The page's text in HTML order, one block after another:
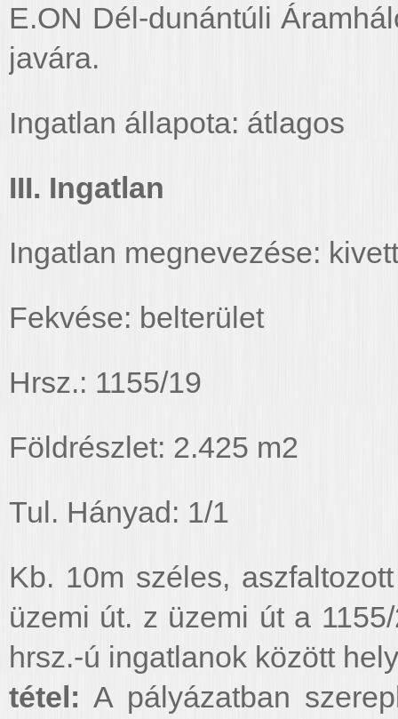
E.ON Dél-dunántúli
javára.
Ingatlan állapota: átlagos
III. Ingatlan
Ingatlan megnevezése:
Fekvése: belterület
Hrsz.: 1155/19
Földrészlet: 2.425 m2
Tul. Hányad: 1/1
Kb. 10m széles,
üzemi út. z üzemi út a
hrsz.-ú ingatlanok között
tétel: A pályázatban